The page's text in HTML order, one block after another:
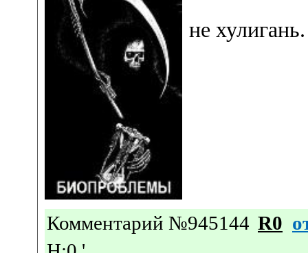
не
Комментарий №945144 R0